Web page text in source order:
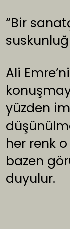
“Bir
Ali
yüzden
her renk o
bazen
duyulur.